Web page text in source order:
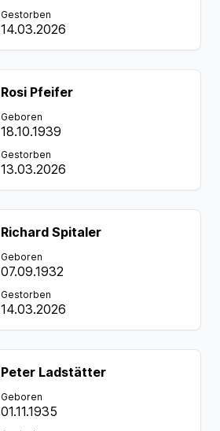
Gestorben
14.03.2026
Rosi Pfeifer
Geboren
18.10.1939
Gestorben
13.03.2026
Richard Spitaler
Geboren
07.09.1932
Gestorben
14.03.2026
Peter Ladstätter
Geboren
01.11.1935